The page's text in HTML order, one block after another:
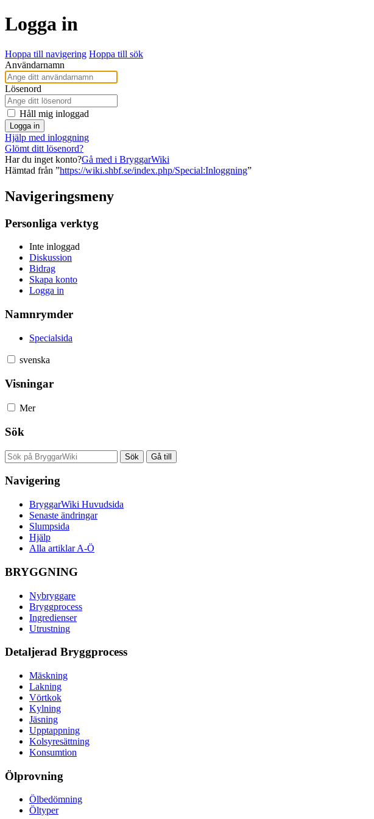
Logga in
Hoppa till navigering Hoppa till sök
Användarnamn
Lösenord
Håll mig inloggad
Logga in
Hjälp med inloggning
Glömt ditt lösenord?
Har du inget konto?Gå med i BryggarWiki
Hämtad från ”https://wiki.shbf.se/index.php/Special:Inloggning”
Navigeringsmeny
Personliga verktyg
Inte inloggad
Diskussion
Bidrag
Skapa konto
Logga in
Namnrymder
Specialsida
svenska
Visningar
Mer
Sök
Navigering
BryggarWiki Huvudsida
Senaste ändringar
Slumpsida
Hjälp
Alla artiklar A-Ö
BRYGGNING
Nybryggare
Bryggprocess
Ingredienser
Utrustning
Detaljerad Bryggprocess
Mäskning
Lakning
Vörtkok
Kylning
Jäsning
Upptappning
Kolsyresättning
Konsumtion
Ölprovning
Ölbedömning
Öltyper